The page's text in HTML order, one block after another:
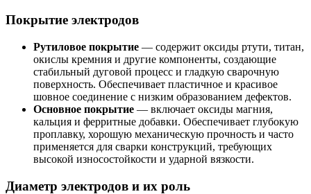
Покрытие электродов
Рутиловое покрытие — содержит оксиды ртути, титан,
окислы кремния и другие компоненты, создающие
стабильный дуговой процесс и гладкую сварочную
поверхность. Обеспечивает пластичное и красивое
шовное соединение с низким образованием дефектов.
Основное покрытие — включает оксиды магния,
кальция и ферритные добавки. Обеспечивает глубокую
проплавку, хорошую механическую прочность и часто
применяется для сварки конструкций, требующих
высокой износостойкости и ударной вязкости.
Диаметр электродов и их роль